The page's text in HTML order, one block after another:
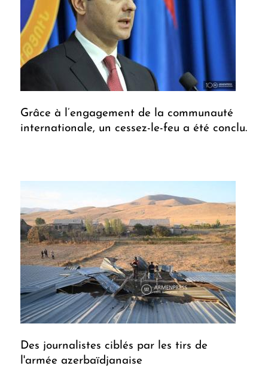
Grâce à l’engagement de la communauté
internationale, un cessez-le-feu a été conclu.
Des journalistes ciblés par les tirs de
l'armée azerbaïdjanaise